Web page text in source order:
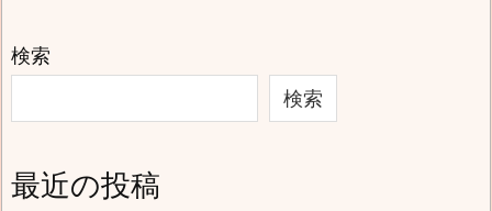
検索
検索
最近の投稿